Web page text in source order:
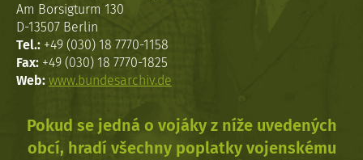
Am Borsigturm 130
D-13507 Berlin
Tel.: +49 (030) 18 7770-1158
Fax: +49 (030) 18 7770-1825
Web: www.bundesarchiv.de
Pokud se jedná o vojáky z níže uvedených
obcí, hradí všechny poplatky vojenskému